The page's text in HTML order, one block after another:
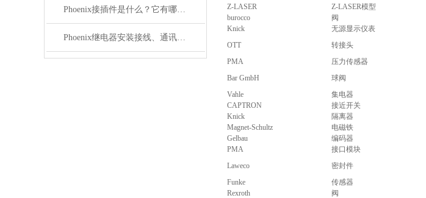
Phoenix接插件是什么？它有哪些应用？
Phoenix继电器安装接线、通讯集成与故障诊断指南
Z-LASER
Z-LASER模型
burocco
阀
Knick
无源显示仪表
OTT
转接头
PMA
压力传感器
Bar GmbH
球阀
Vahle
集电器
CAPTRON
接近开关
Knick
隔离器
Magnet-Schultz
电磁铁
Gelbau
编码器
PMA
接口模块
Laweco
密封件
Funke
传感器
Rexroth
阀